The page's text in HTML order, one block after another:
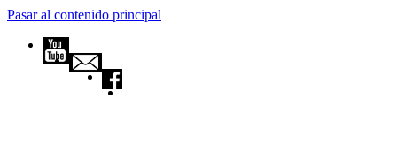
Pasar al contenido principal